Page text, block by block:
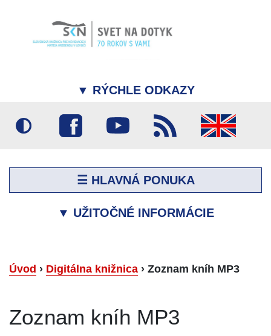
▼ RÝCHLE ODKAZY
☰ HLAVNÁ PONUKA
▼ UŽITOČNÉ INFORMÁCIE
Úvod › Digitálna knižnica › Zoznam kníh MP3
Zoznam kníh MP3